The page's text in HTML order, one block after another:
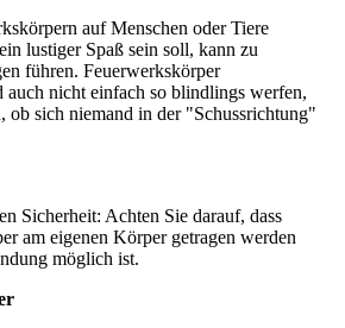
auf Menschen oder Tiere
lustiger Spaß sein soll, kann zu
führen. Feuerwerkskörper
auch nicht einfach so blindlings werfen,
ob sich niemand in der "Schussrichtung"
Sicherheit: Achten Sie darauf, dass
am eigenen Körper getragen werden
möglich ist.